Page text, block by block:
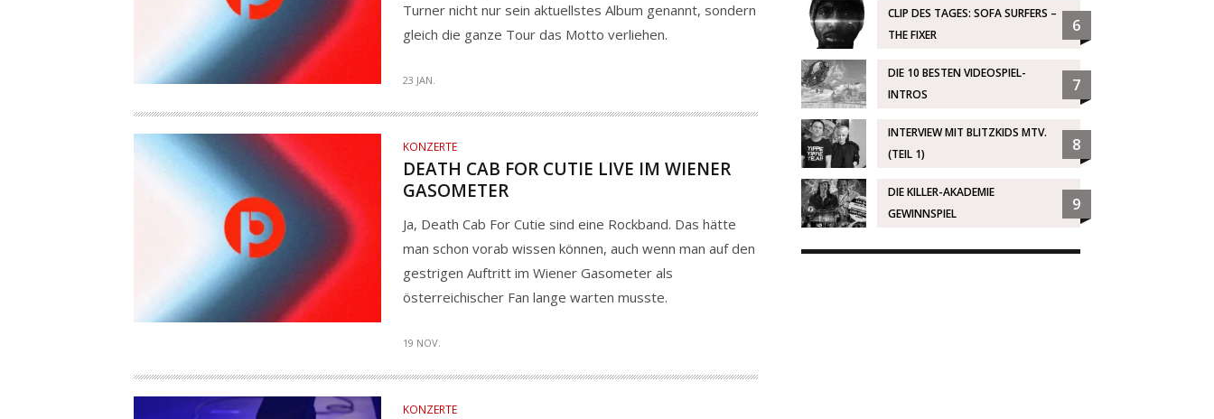
Turner nicht nur sein aktuellstes Album genannt, sondern
gleich die ganze Tour das Motto verliehen.
23 JAN.
KONZERTE
DEATH CAB FOR CUTIE LIVE IM WIENER
GASOMETER
Ja, Death Cab For Cutie sind eine Rockband. Das hätte
man schon vorab wissen können, auch wenn man auf den
gestrigen Auftritt im Wiener Gasometer als
österreichischer Fan lange warten musste.
19 NOV.
KONZERTE
CLIP DES TAGES: SOFA SURFERS –
THE FIXER
6
DIE 10 BESTEN VIDEOSPIEL-
INTROS
7
INTERVIEW MIT BLITZKIDS MTV.
(TEIL 1)
8
DIE KILLER-AKADEMIE
GEWINNSPIEL
9